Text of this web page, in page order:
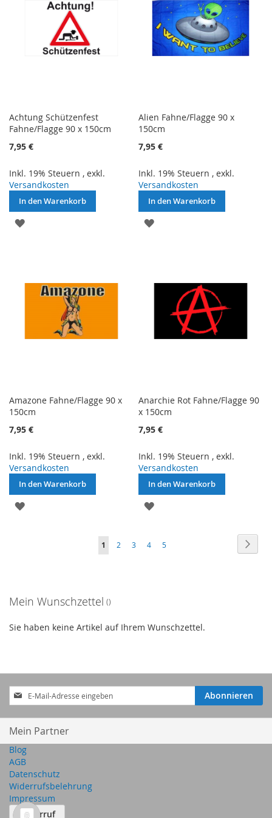
Achtung Schützenfest
Fahne/Flagge 90 x 150cm
7,95 €
Inkl. 19% Steuern , exkl.
Versandkosten
In den Warenkorb
ZUR
Alien Fahne/Flagge 90 x
150cm
7,95 €
Inkl. 19% Steuern ,exkl.
Versandkosten
In den Warenkorb
ZUR
Amazone Fahne/Flagge 90 x
150cm
7,95 €
Inkl. 19% Steuern , exkl.
Versandkosten
In den Warenkorb
ZUR
Anarchie Rot Fahne/Flagge 90
x 150cm
7,95 €
Inkl. 19% Steuern ,exkl.
Versandkosten
In den Warenkorb
ZUR
HINZUFÜGEN
Seite
Sie
Seite
1 Seite
2 Seite
3 Seite
4 Seite
5
Mein Wunschzettel
Sie haben keine Artikel auf Ihrem Wunschzettel.
Anmeldung
zum
Newsletter:
Abonnieren
Mein Partner
Blog
AGB
Datenschutz
Widerrufsbelehrung
Impressum
Widerruf